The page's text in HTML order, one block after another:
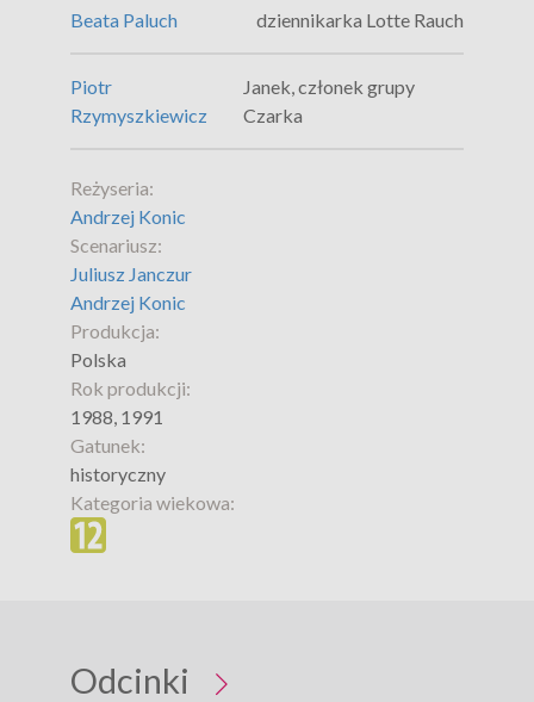
Beata Paluch dziennikarka Lotte Rauch
Piotr
Rzymyszkiewicz
Janek, członek grupy
Czarka
Reżyseria:
Andrzej Konic
Scenariusz:
Juliusz Janczur
Andrzej Konic
Produkcja:
Polska
Rok produkcji:
1988, 1991
Gatunek:
historyczny
Kategoria wiekowa:
Odcinki